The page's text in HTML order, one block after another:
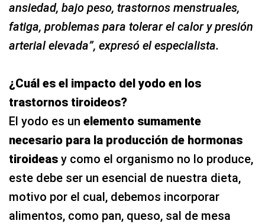
ansiedad, bajo peso, trastornos menstruales,
fatiga, problemas para tolerar el calor y presión
arterial elevada”, expresó el especialista.
¿Cuál es el impacto del yodo en los
trastornos tiroideos?
El yodo es un elemento sumamente
necesario para la producción de hormonas
tiroideas y como el organismo no lo produce,
este debe ser un esencial de nuestra dieta,
motivo por el cual, debemos incorporar
alimentos, como pan, queso, sal de mesa